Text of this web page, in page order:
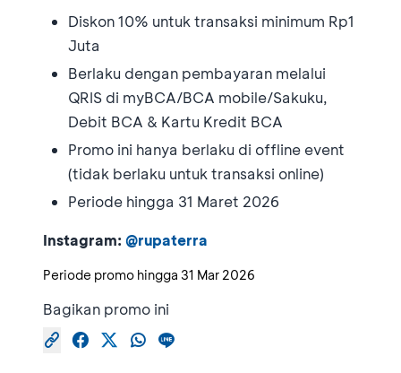
Diskon 10% untuk transaksi minimum Rp1
Juta
⁠Berlaku dengan pembayaran melalui
QRIS di myBCA/BCA mobile/Sakuku,
Debit BCA & Kartu Kredit BCA
⁠Promo ini hanya berlaku di offline event
(tidak berlaku untuk transaksi online)
⁠Periode hingga 31 Maret 2026
Instagram: @rupaterra
Periode promo hingga 31 Mar 2026
Bagikan promo ini